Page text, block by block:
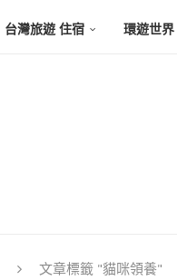
台灣旅遊 住宿 環遊世界
文章標籤 "貓咪領養"